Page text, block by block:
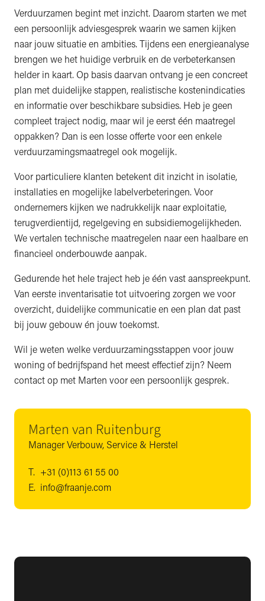
Verduurzamen begint met inzicht. Daarom starten we met
een persoonlijk adviesgesprek waarin we samen kijken
naar jouw situatie en ambities. Tijdens een energieanalyse
brengen we het huidige verbruik en de verbeterkansen
helder in kaart. Op basis daarvan ontvang je een concreet
plan met duidelijke stappen, realistische kostenindicaties
en informatie over beschikbare subsidies. Heb je geen
compleet traject nodig, maar wil je eerst één maatregel
oppakken? Dan is een losse offerte voor een enkele
verduurzamingsmaatregel ook mogelijk.
Voor particuliere klanten betekent dit inzicht in isolatie,
installaties en mogelijke labelverbeteringen. Voor
ondernemers kijken we nadrukkelijk naar exploitatie,
terugverdientijd, regelgeving en subsidiemogelijkheden.
We vertalen technische maatregelen naar een haalbare en
financieel onderbouwde aanpak.
Gedurende het hele traject heb je één vast aanspreekpunt.
Van eerste inventarisatie tot uitvoering zorgen we voor
overzicht, duidelijke communicatie en een plan dat past
bij jouw gebouw én jouw toekomst.
Wil je weten welke verduurzamingsstappen voor jouw
woning of bedrijfspand het meest effectief zijn? Neem
contact op met Marten voor een persoonlijk gesprek.
Marten van Ruitenburg
Manager Verbouw, Service & Herstel
T. +31 (0)113 61 55 00
E. info@fraanje.com